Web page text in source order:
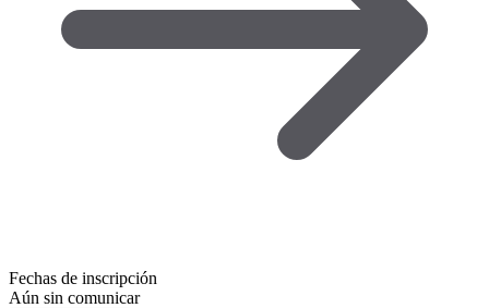
Fechas de inscripción
Aún sin comunicar